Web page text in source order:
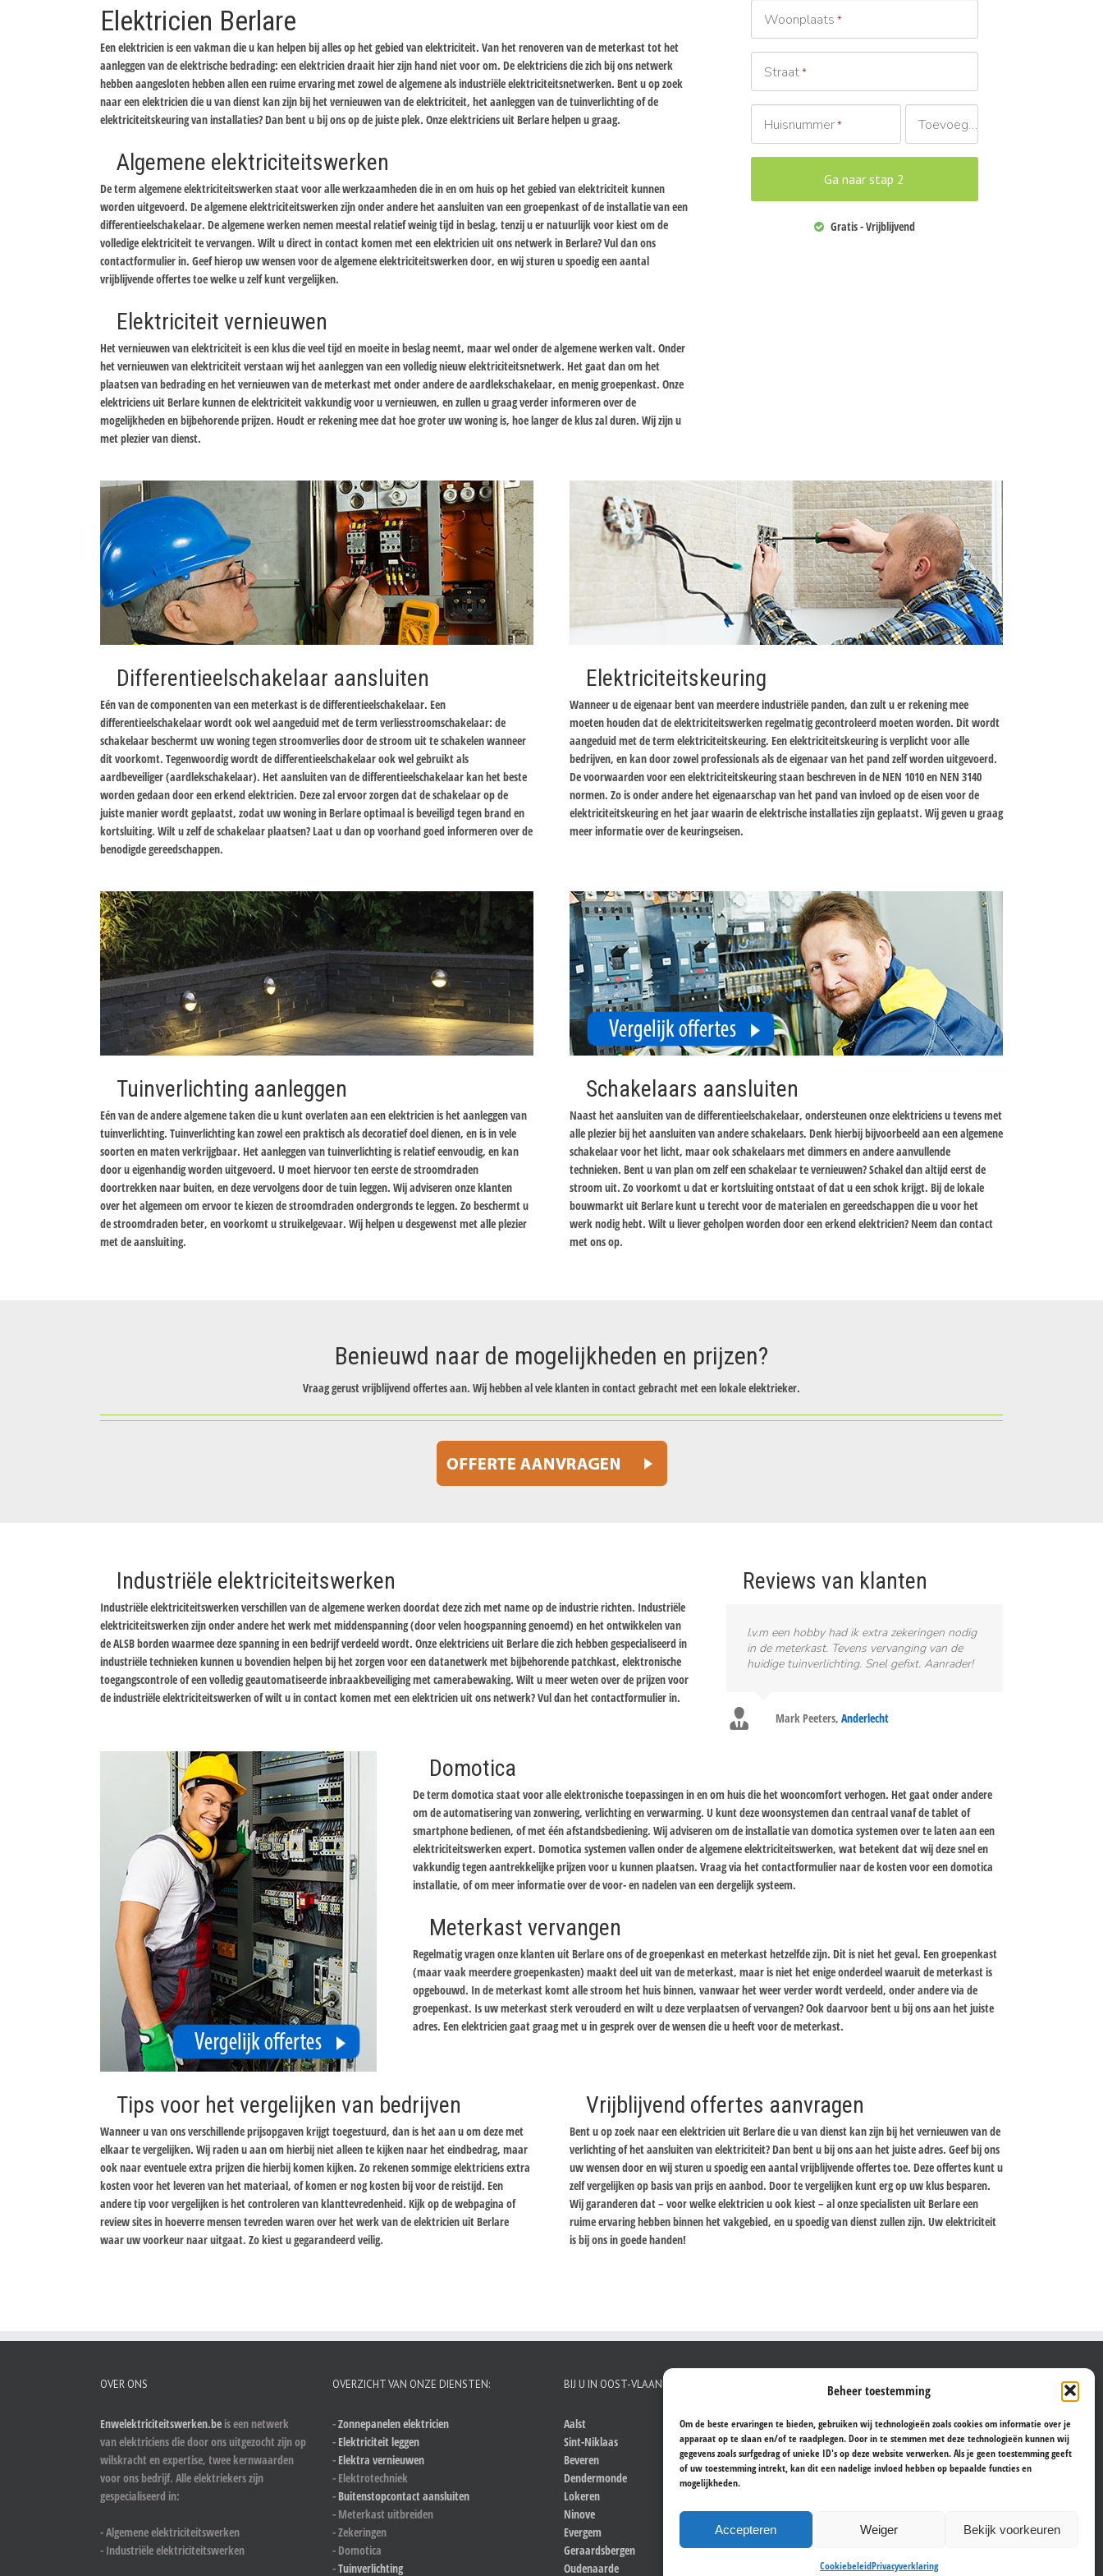
Beheer toestemming
Om de beste ervaringen te bieden, gebruiken wij technologieën zoals cookies om informatie over je
apparaat op te slaan en/of te raadplegen. Door in te stemmen met deze technologieën kunnen wij
gegevens zoals surfgedrag of unieke ID's op deze website verwerken. Als je geen toestemming geeft
of uw toestemming intrekt, kan dit een nadelige invloed hebben op bepaalde functies en
mogelijkheden.
Accepteren Weiger Bekijk voorkeuren
CookiebeleidPrivacyverklaring
Elektricien Berlare
Een elektricien is een vakman die u kan helpen bij alles op het gebied van elektriciteit. Van het renoveren van de meterkast tot het
aanleggen van de elektrische bedrading: een elektricien draait hier zijn hand niet voor om. De elektriciens die zich bij ons netwerk
hebben aangesloten hebben allen een ruime ervaring met zowel de algemene als industriële elektriciteitsnetwerken. Bent u op zoek
naar een elektricien die u van dienst kan zijn bij het vernieuwen van de elektriciteit, het aanleggen van de tuinverlichting of de
elektriciteitskeuring van installaties? Dan bent u bij ons op de juiste plek. Onze elektriciens uit Berlare helpen u graag.
Algemene elektriciteitswerken
De term algemene elektriciteitswerken staat voor alle werkzaamheden die in en om huis op het gebied van elektriciteit kunnen
worden uitgevoerd. De algemene elektriciteitswerken zijn onder andere het aansluiten van een groepenkast of de installatie van een
differentieelschakelaar. De algemene werken nemen meestal relatief weinig tijd in beslag, tenzij u er natuurlijk voor kiest om de
volledige elektriciteit te vervangen. Wilt u direct in contact komen met een elektricien uit ons netwerk in Berlare? Vul dan ons
contactformulier in. Geef hierop uw wensen voor de algemene elektriciteitswerken door, en wij sturen u spoedig een aantal
vrijblijvende offertes toe welke u zelf kunt vergelijken.
Elektriciteit vernieuwen
Het vernieuwen van elektriciteit is een klus die veel tijd en moeite in beslag neemt, maar wel onder de algemene werken valt. Onder
het vernieuwen van elektriciteit verstaan wij het aanleggen van een volledig nieuw elektriciteitsnetwerk. Het gaat dan om het
plaatsen van bedrading en het vernieuwen van de meterkast met onder andere de aardlekschakelaar, en menig groepenkast. Onze
elektriciens uit Berlare kunnen de elektriciteit vakkundig voor u vernieuwen, en zullen u graag verder informeren over de
mogelijkheden en bijbehorende prijzen. Houdt er rekening mee dat hoe groter uw woning is, hoe langer de klus zal duren. Wij zijn u
met plezier van dienst.
Woonplaats *
Straat*
Huisnummer* Toevoeging
Gratis - Vrijblijvend
Differentieelschakelaar aansluiten
Eén van de componenten van een meterkast is de differentieelschakelaar. Een
differentieelschakelaar wordt ook wel aangeduid met de term verliesstroomschakelaar: de
schakelaar beschermt uw woning tegen stroomverlies door de stroom uit te schakelen wanneer
dit voorkomt. Tegenwoordig wordt de differentieelschakelaar ook wel gebruikt als
aardbeveiliger (aardlekschakelaar). Het aansluiten van de differentieelschakelaar kan het beste
worden gedaan door een erkend elektricien. Deze zal ervoor zorgen dat de schakelaar op de
juiste manier wordt geplaatst, zodat uw woning in Berlare optimaal is beveiligd tegen brand en
kortsluiting. Wilt u zelf de schakelaar plaatsen? Laat u dan op voorhand goed informeren over de
benodigde gereedschappen.
Elektriciteitskeuring
Wanneer u de eigenaar bent van meerdere industriële panden, dan zult u er rekening mee
moeten houden dat de elektriciteitswerken regelmatig gecontroleerd moeten worden. Dit wordt
aangeduid met de term elektriciteitskeuring. Een elektriciteitskeuring is verplicht voor alle
bedrijven, en kan door zowel professionals als de eigenaar van het pand zelf worden uitgevoerd.
De voorwaarden voor een elektriciteitskeuring staan beschreven in de NEN 1010 en NEN 3140
normen. Zo is onder andere het eigenaarschap van het pand van invloed op de eisen voor de
elektriciteitskeuring en het jaar waarin de elektrische installaties zijn geplaatst. Wij geven u graag
meer informatie over de keuringseisen.
Tuinverlichting aanleggen
Eén van de andere algemene taken die u kunt overlaten aan een elektricien is het aanleggen van
tuinverlichting. Tuinverlichting kan zowel een praktisch als decoratief doel dienen, en is in vele
soorten en maten verkrijgbaar. Het aanleggen van tuinverlichting is relatief eenvoudig, en kan
door u eigenhandig worden uitgevoerd. U moet hiervoor ten eerste de stroomdraden
doortrekken naar buiten, en deze vervolgens door de tuin leggen. Wij adviseren onze klanten
over het algemeen om ervoor te kiezen de stroomdraden ondergronds te leggen. Zo beschermt u
de stroomdraden beter, en voorkomt u struikelgevaar. Wij helpen u desgewenst met alle plezier
met de aansluiting.
Schakelaars aansluiten
Naast het aansluiten van de differentieelschakelaar, ondersteunen onze elektriciens u tevens met
alle plezier bij het aansluiten van andere schakelaars. Denk hierbij bijvoorbeeld aan een algemene
schakelaar voor het licht, maar ook schakelaars met dimmers en andere aanvullende
technieken. Bent u van plan om zelf een schakelaar te vernieuwen? Schakel dan altijd eerst de
stroom uit. Zo voorkomt u dat er kortsluiting ontstaat of dat u een schok krijgt. Bij de lokale
bouwmarkt uit Berlare kunt u terecht voor de materialen en gereedschappen die u voor het
werk nodig hebt. Wilt u liever geholpen worden door een erkend elektricien? Neem dan contact
met ons op.
Benieuwd naar de mogelijkheden en prijzen?
Vraag gerust vrijblijvend offertes aan. Wij hebben al vele klanten in contact gebracht met een lokale elektrieker.
Industriële elektriciteitswerken
Industriële elektriciteitswerken verschillen van de algemene werken doordat deze zich met name op de industrie richten. Industriële
elektriciteitswerken zijn onder andere het werk met middenspanning (door velen hoogspanning genoemd) en het ontwikkelen van
de ALSB borden waarmee deze spanning in een bedrijf verdeeld wordt. Onze elektriciens uit Berlare die zich hebben gespecialiseerd in
industriële technieken kunnen u bovendien helpen bij het zorgen voor een datanetwerk met bijbehorende patchkast, elektronische
toegangscontrole of een volledig geautomatiseerde inbraakbeveiliging met camerabewaking. Wilt u meer weten over de prijzen voor
de industriële elektriciteitswerken of wilt u in contact komen met een elektricien uit ons netwerk? Vul dan het contactformulier in.
Reviews van klanten
I.v.m een hobby had ik extra zekeringen nodig
in de meterkast. Tevens vervanging van de
huidige tuinverlichting. Snel gefixt. Aanrader!
Mark Peeters, Anderlecht
Domotica
De term domotica staat voor alle elektronische toepassingen in en om huis die het wooncomfort verhogen. Het gaat onder andere
om de automatisering van zonwering, verlichting en verwarming. U kunt deze woonsystemen dan centraal vanaf de tablet of
smartphone bedienen, of met één afstandsbediening. Wij adviseren om de installatie van domotica systemen over te laten aan een
elektriciteitswerken expert. Domotica systemen vallen onder de algemene elektriciteitswerken, wat betekent dat wij deze snel en
vakkundig tegen aantrekkelijke prijzen voor u kunnen plaatsen. Vraag via het contactformulier naar de kosten voor een domotica
installatie, of om meer informatie over de voor- en nadelen van een dergelijk systeem.
Meterkast vervangen
Regelmatig vragen onze klanten uit Berlare ons of de groepenkast en meterkast hetzelfde zijn. Dit is niet het geval. Een groepenkast
(maar vaak meerdere groepenkasten) maakt deel uit van de meterkast, maar is niet het enige onderdeel waaruit de meterkast is
opgebouwd. In de meterkast komt alle stroom het huis binnen, vanwaar het weer verder wordt verdeeld, onder andere via de
groepenkast. Is uw meterkast sterk verouderd en wilt u deze verplaatsen of vervangen? Ook daarvoor bent u bij ons aan het juiste
adres. Een elektricien gaat graag met u in gesprek over de wensen die u heeft voor de meterkast.
Tips voor het vergelijken van bedrijven
Wanneer u van ons verschillende prijsopgaven krijgt toegestuurd, dan is het aan u om deze met
elkaar te vergelijken. Wij raden u aan om hierbij niet alleen te kijken naar het eindbedrag, maar
ook naar eventuele extra prijzen die hierbij komen kijken. Zo rekenen sommige elektriciens extra
kosten voor het leveren van het materiaal, of komen er nog kosten bij voor de reistijd. Een
andere tip voor vergelijken is het controleren van klanttevredenheid. Kijk op de webpagina of
review sites in hoeverre mensen tevreden waren over het werk van de elektricien uit Berlare
waar uw voorkeur naar uitgaat. Zo kiest u gegarandeerd veilig.
Vrijblijvend offertes aanvragen
Bent u op zoek naar een elektricien uit Berlare die u van dienst kan zijn bij het vernieuwen van de
verlichting of het aansluiten van elektriciteit? Dan bent u bij ons aan het juiste adres. Geef bij ons
uw wensen door en wij sturen u spoedig een aantal vrijblijvende offertes toe. Deze offertes kunt u
zelf vergelijken op basis van prijs en aanbod. Door te vergelijken kunt erg op uw klus besparen.
Wij garanderen dat – voor welke elektricien u ook kiest – al onze specialisten uit Berlare een
ruime ervaring hebben binnen het vakgebied, en u spoedig van dienst zullen zijn. Uw elektriciteit
is bij ons in goede handen!
OVER ONS
Enwelektriciteitswerken.be is een netwerk
van elektriciens die door ons uitgezocht zijn op
wilskracht en expertise, twee kernwaarden
voor ons bedrijf. Alle elektriekers zijn
gespecialiseerd in:
- Algemene elektriciteitswerken
- Industriële elektriciteitswerken
OVERZICHT VAN ONZE DIENSTEN:
-Zonnepanelen elektricien
- Elektriciteit leggen
- Elektra vernieuwen
- Elektrotechniek
- Buitenstopcontact aansluiten
- Meterkast uitbreiden
- Zekeringen
- Domotica
-Tuinverlichting
BIJ U IN OOST-VLAANDEREN
Aalst
Sint-Niklaas
Beveren
Dendermonde
Lokeren
Ninove
Evergem
Geraardsbergen
Oudenaarde
WIJ VOEREN DE MEESTE KLUSSEN UIT IN:
Aalst
Antwerpen
Brugge
Hasselt
Leuven
Sint-Niklaas